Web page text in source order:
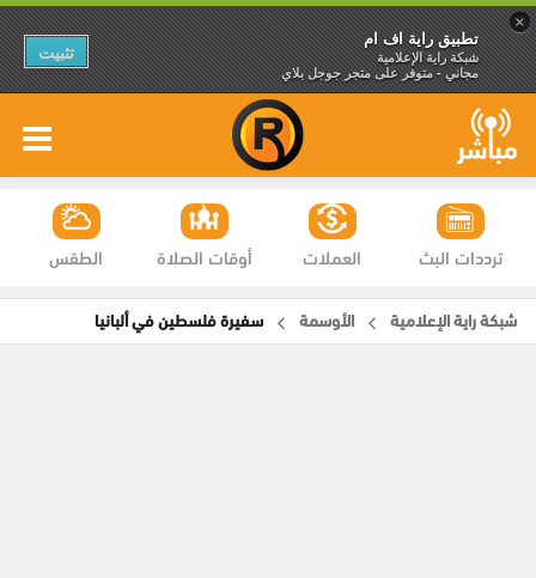
×
تطبيق راية اف ام
شبكة راية الإعلامية
مجاني - متوفر على متجر جوجل بلاي
تثبيت
الطقس أوقات الصلاة العملات ترددات البث
شبكة راية الإعلامية الأوسمة سفيرة فلسطين في ألبانيا